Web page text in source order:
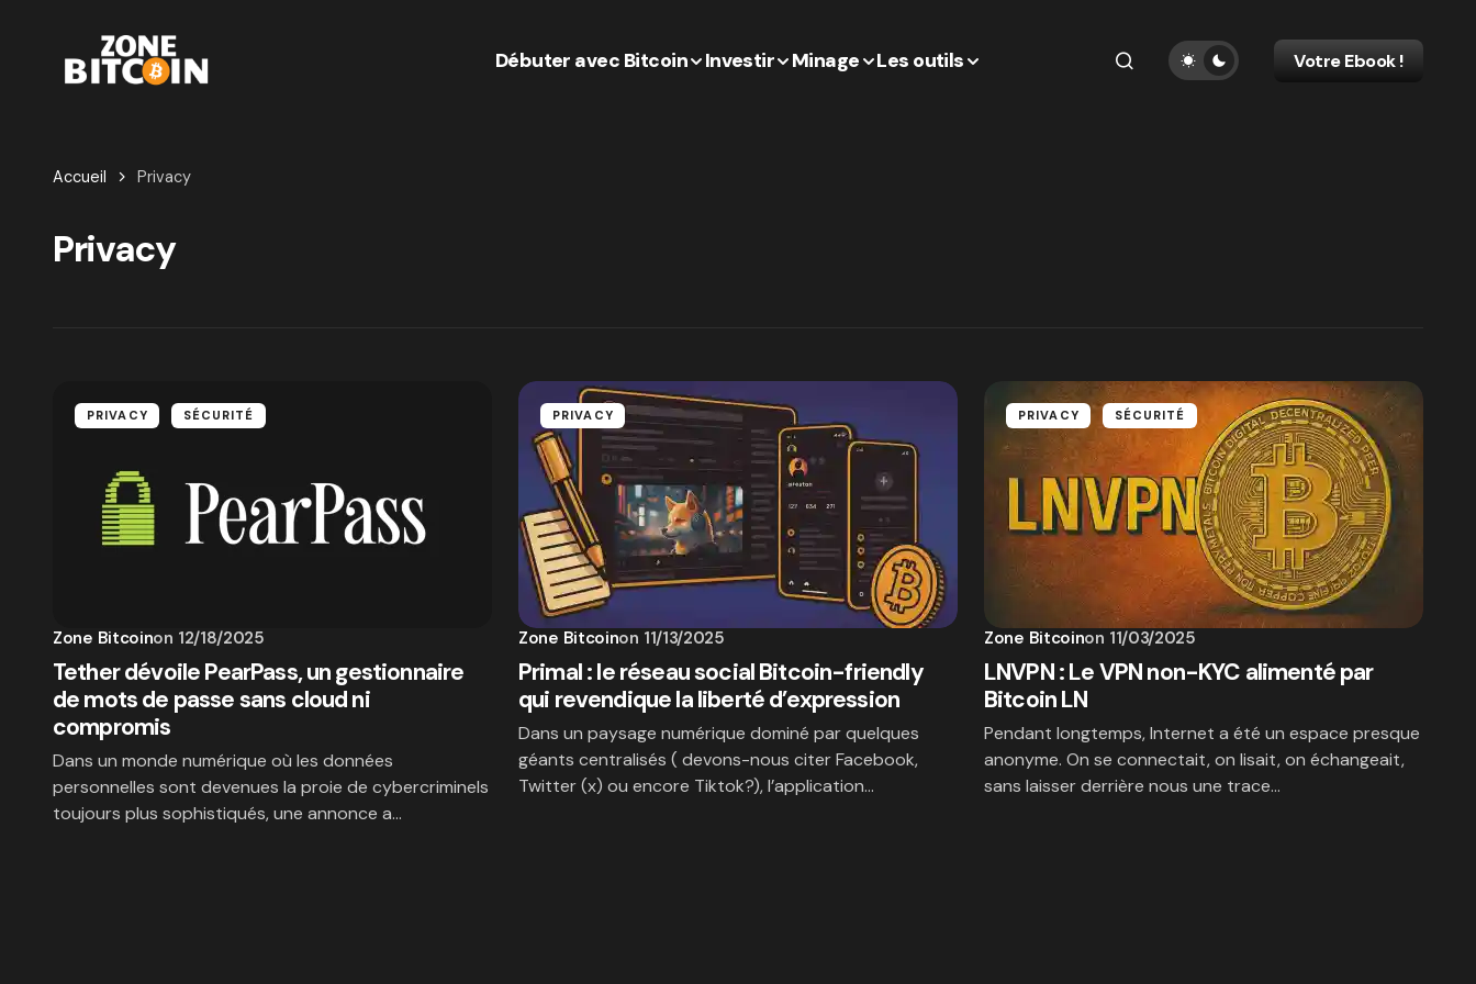
Débuter avec Bitcoin Investir Minage Les outils Votre Ebook !
Accueil Privacy
Privacy
PRIVACY SÉCURITÉ
Zone Bitcoinon 12/18/2025
Tether dévoile PearPass, un gestionnaire
de mots de passe sans cloud ni
compromis
Dans un monde numérique où les données
personnelles sont devenues la proie de cybercriminels
toujours plus sophistiqués, une annonce a…
PRIVACY
Zone Bitcoinon 11/13/2025
Primal : le réseau social Bitcoin-friendly
qui revendique la liberté d’expression
Dans un paysage numérique dominé par quelques
géants centralisés ( devons-nous citer Facebook,
Twitter (x) ou encore Tiktok?), l’application…
PRIVACY SÉCURITÉ
Zone Bitcoinon 11/03/2025
LNVPN : Le VPN non-KYC alimenté par
Bitcoin LN
Pendant longtemps, Internet a été un espace presque
anonyme. On se connectait, on lisait, on échangeait,
sans laisser derrière nous une trace…